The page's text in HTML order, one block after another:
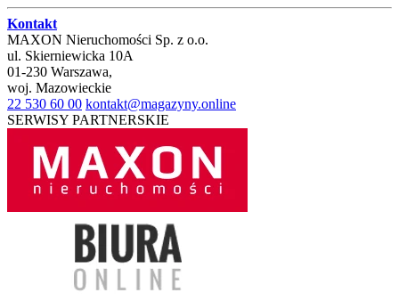
Kontakt
MAXON Nieruchomości Sp. z o.o.
ul. Skierniewicka 10A
01-230 Warszawa,
woj. Mazowieckie
22 530 60 00 kontakt@magazyny.online
SERWISY PARTNERSKIE